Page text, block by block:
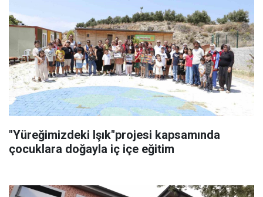
"Yüreğimizdeki Işık"projesi kapsamında
çocuklara doğayla iç içe eğitim